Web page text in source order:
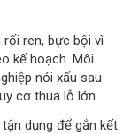
rối ren, bực bội vì
kế hoạch. Môi
nói xấu sau
cơ thua lỗ lớn.
dụng để gắn kết